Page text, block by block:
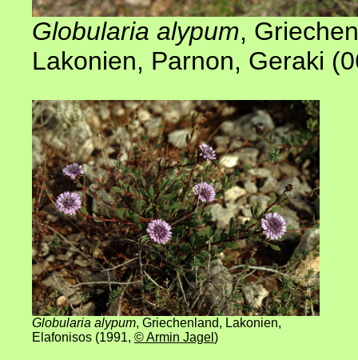
Globularia alypum,
Lakonien, Parnon, Geraki
Globularia alypum, Griechenland, Lakonien,
Elafonisos (1991, © Armin Jagel )